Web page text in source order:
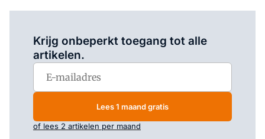
Krijg onbeperkt toegang tot alle
artikelen.
Lees 1 maand gratis
of lees 2 artikelen per maand